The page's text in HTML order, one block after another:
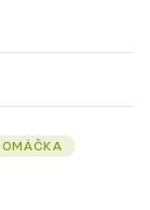
OMÁČKA